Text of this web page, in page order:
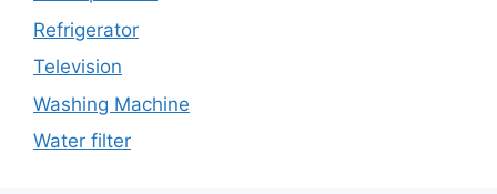
Refrigerator
Television
Washing Machine
Water filter